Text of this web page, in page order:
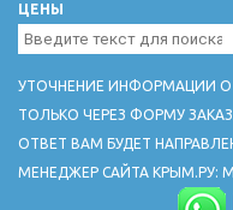
ЦЕНЫ
УТОЧНЕНИЕ ИНФОРМАЦИИ
ТОЛЬКО ЧЕРЕЗ ФОРМУ
ОТВЕТ ВАМ БУДЕТ
МЕНЕДЖЕР САЙТА КРЫМ.РУ: